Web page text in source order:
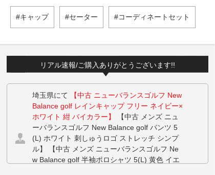
キャップ セーター コーディネートセット
リアル速報/ご購入ありがとうございます!!
埼玉県にて
【中古 ニューバランスゴルフ New
Balance golf レインキャップ フリー ネイビー×
ホワイト 紺 バイカラー】
【中古 メンズ ニュ
ーバランスゴルフ New Balance golf パンツ 5
(L) ホワイト 刺しゅうロゴ ストレッチ シンプ
ル】 【中古 メンズ ニューバランスゴルフ Ne
w Balance golf 半袖ポロシャツ 5(L) 黄色 イエ